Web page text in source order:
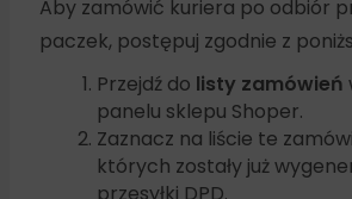
Aby zamówić kuriera po odbiór
paczek, postępuj zgodnie z
Przejdź do listy zamówień
panelu sklepu Shoper.
Zaznacz na liście te
których zostały już